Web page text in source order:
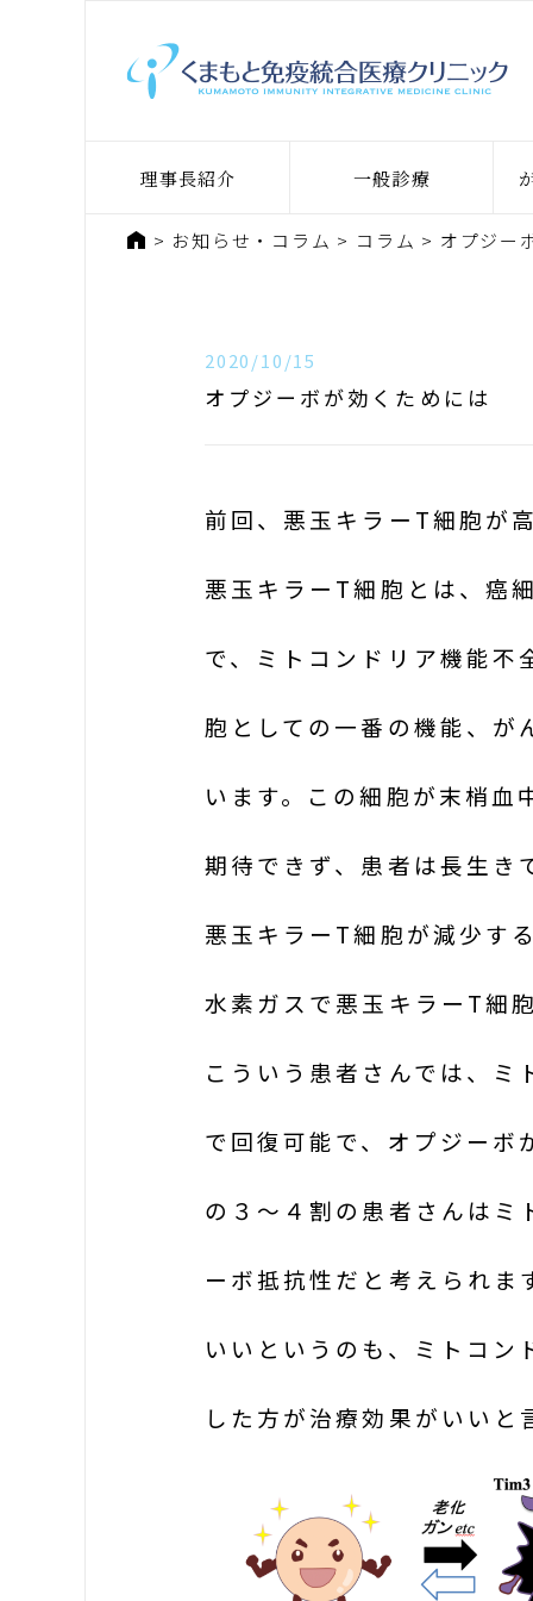
理事長紹介 一般診療
ホーム
お知らせ・コラム コラム オプジー
2020/10/15
オプジーボが効くためには
前回、悪玉キラーT細胞が
悪玉キラーT細胞とは、癌
で、ミトコンドリア機能
胞としての一番の機能、が
います。この細胞が末梢血
期待できず、患者は長生き
悪玉キラーT細胞が減少す
水素ガスで悪玉キラーT細
こういう患者さんでは、
で回復可能で、オプジーボ
の３〜４割の患者さんは
ーボ抵抗性だと考えられ
いいというのも、ミトコ
した方が治療効果がいい